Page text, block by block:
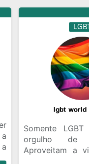
Amizade:
a importância
na juventude
pertencimento,
virtual
de amizades.
Grupo No
POSITIVA“, os
podem
de interesse
e fazerˡᵍᵇᵗ
Somente
orgulho de
Aproveitam a